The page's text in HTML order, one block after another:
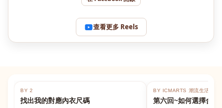
查看更多 Reels
BY 2
找出我的對應內衣尺碼
BY ICMARTS 潮流生活百貨
第六回~如何選擇合適